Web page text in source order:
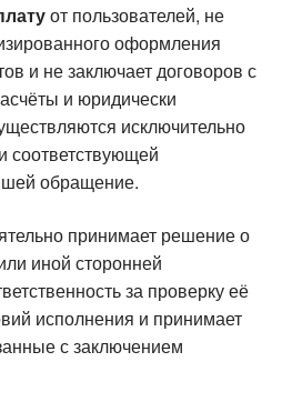
от пользователей, не
оформления
и не заключает договоров с
и юридически
исключительно
соответствующей
обращение.
принимает решение о
иной сторонней
за проверку её
исполнения и принимает
с заключением